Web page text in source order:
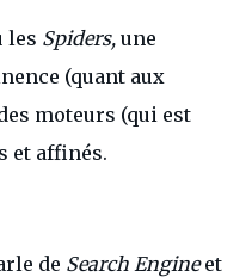
les Spiders, une
(quant aux
moteurs (qui est
et affinés.
de Search Engineet